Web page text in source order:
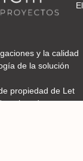
El
y la calidad
de la solución
propiedad de Let
de autor e